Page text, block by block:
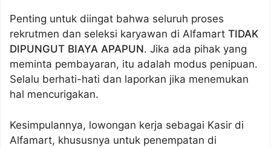
Penting untuk diingat bahwa seluruh proses
rekrutmen dan seleksi karyawan di Alfamart TIDAK
DIPUNGUT BIAYA APAPUN. Jika ada pihak yang
meminta pembayaran, itu adalah modus penipuan.
Selalu berhati-hati dan laporkan jika menemukan
hal mencurigakan.
Kesimpulannya, lowongan kerja sebagai Kasir di
Alfamart, khususnya untuk penempatan di